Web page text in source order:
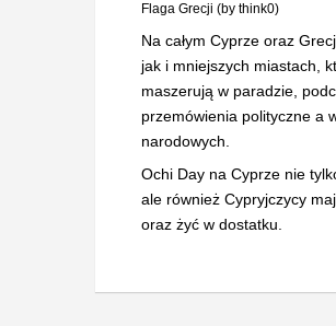
Flaga Grecji (by think0)
Na całym Cyprze oraz
jak i mniejszych miastach,
maszerują w paradzie,
przemówienia polityczne a
narodowych.
Ochi Day na Cyprze nie
ale również Cypryjczycy
oraz żyć w dostatku.